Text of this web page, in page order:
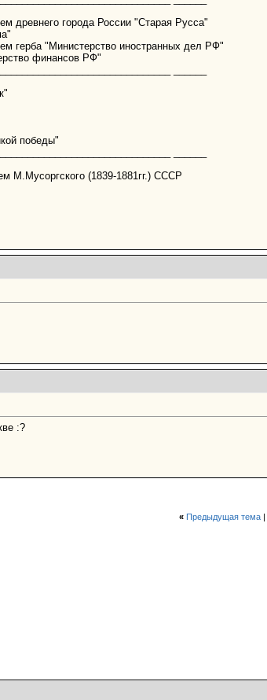
древнего города России "Старая Русса"
герба "Министерство иностранных дел РФ"
финансов РФ"
победы"
М.Мусоргского (1839-1881гг.) СССР
:?
« Предыдущая тема|